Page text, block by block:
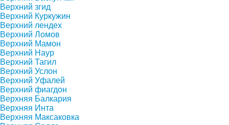
Верхний згид
Верхний Куркужин
Верхний лендех
Верхний Ломов
Верхний Мамон
Верхний Наур
Верхний Тагил
Верхний Услон
Верхний Уфалей
Верхний фиагдон
Верхняя Балкария
Верхняя Инта
Верхняя Максаковка